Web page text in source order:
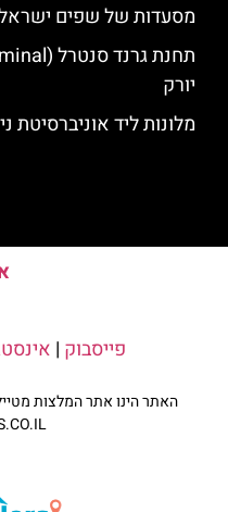
מסעדות של שפים
יורק
מלונות ליד אוניברסיטת
פייסבוק |
האתר הינו אתר המלצות